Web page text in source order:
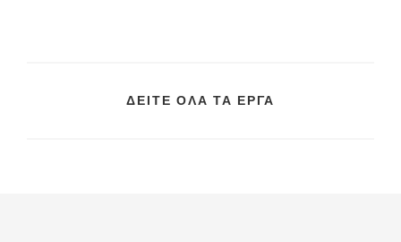
ΔΕΙΤΕ ΟΛΑ ΤΑ ΕΡΓΑ